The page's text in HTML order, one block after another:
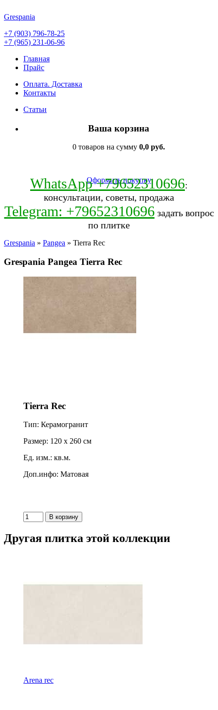
Grespania
+7 (903) 796-78-25
+7 (965) 231-06-96
Главная
Прайс
Оплата. Доставка
Контакты
Статьи
Ваша корзина
0 товаров на сумму 0,0 руб.
Оформить покупку
WhatsApp +79652310696:
консультации, советы, продажа
Telegram: +79652310696 задать вопрос
по плитке
Grespania » Pangea » Tierra Rec
Grespania Pangea Tierra Rec
Tierra Rec
Тип: Керамогранит
Размер: 120 x 260 см
Ед. изм.: кв.м.
Доп.инфо: Матовая
Другая плитка этой коллекции
Arena rec